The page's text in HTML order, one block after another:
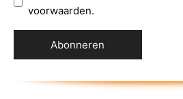
voorwaarden.